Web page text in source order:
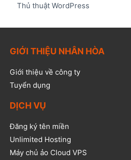
Thủ thuật WordPress
GIỚI THIỆU NHÂN HÒA
Giới thiệu về công ty
Tuyển dụng
DỊCH VỤ
Đăng ký tên miền
Unlimited Hosting
Máy chủ ảo Cloud VPS